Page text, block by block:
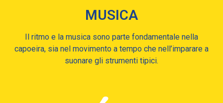
MUSICA
Il ritmo e la musica sono parte fondamentale nella
capoeira, sia nel movimento a tempo che nell’imparare a
suonare gli strumenti tipici.